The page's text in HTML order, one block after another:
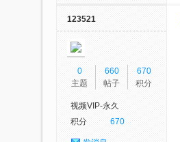
123521
0
主题
660
帖子
670
积分
视频VIP-永久
积分
670